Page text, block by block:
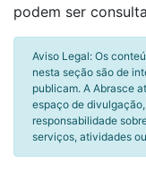
podem ser
Aviso Legal: Os
nesta seção são de
publicam. A Abrasce
espaço de
responsabilidade
serviços, atividades